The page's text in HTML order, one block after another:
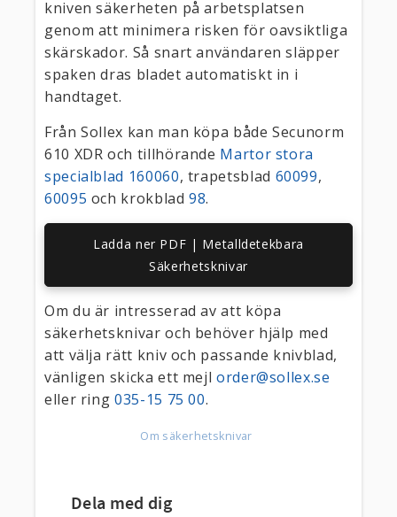
kniven säkerheten på arbetsplatsen
genom att minimera risken för oavsiktliga
skärskador. Så snart användaren släpper
spaken dras bladet automatiskt in i
handtaget.
Från Sollex kan man köpa både Secunorm
610 XDR och tillhörande Martor stora
specialblad 160060, trapetsblad 60099,
60095 och krokblad98.
Ladda ner PDF | Metalldetekbara
Säkerhetsknivar
Om du är intresserad av att köpa
säkerhetsknivar och behöver hjälp med
att välja rätt kniv och passande knivblad,
vänligen skicka ett mejl order@sollex.se
eller ring035-15 75 00.
Om säkerhetsknivar
Dela med dig